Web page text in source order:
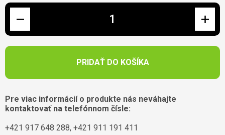
Jednotková cena:
PRIDAŤ DO KOŠÍKA
Pre viac informácií o produkte nás neváhajte
kontaktovať na telefónnom čísle:
+421 917 648 288, +421 911 191 411